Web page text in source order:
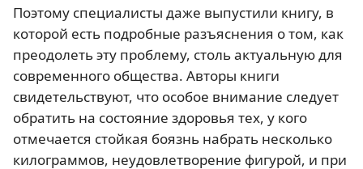
Поэтому специалисты даже выпустили книгу, в
которой есть подробные разъяснения о том, как
преодолеть эту проблему, столь актуальную для
современного общества. Авторы книги
свидетельствуют, что особое внимание следует
обратить на состояние здоровья тех, у кого
отмечается стойкая боязнь набрать несколько
килограммов, неудовлетворение фигурой, и при